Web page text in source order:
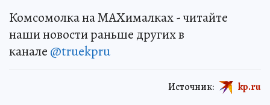
Комсомолка на MAXималках - читайте
наши новости раньше других в
канале @truekpru
Источник: kp.ru